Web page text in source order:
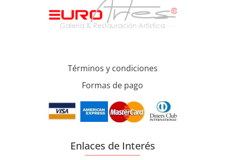
Términos y condiciones
Formas de pago
Enlaces de Interés